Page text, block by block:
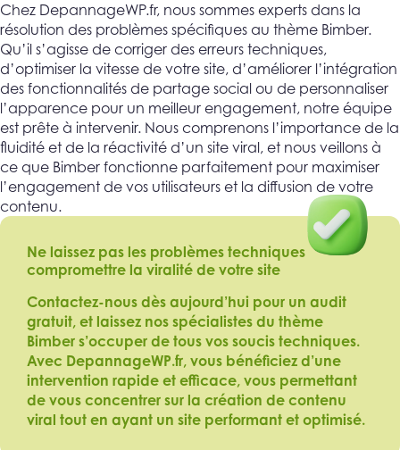
Chez DepannageWP.fr, nous sommes experts dans la
résolution des problèmes spécifiques au thème Bimber.
Qu’il s’agisse de corriger des erreurs techniques,
d’optimiser la vitesse de votre site, d’améliorer l’intégration
des fonctionnalités de partage social ou de personnaliser
l’apparence pour un meilleur engagement, notre équipe
est prête à intervenir. Nous comprenons l’importance de la
fluidité et de la réactivité d’un site viral, et nous veillons à
ce que Bimber fonctionne parfaitement pour maximiser
l’engagement de vos utilisateurs et la diffusion de votre
contenu.
Ne laissez pas les problèmes techniques
compromettre la viralité de votre site
Contactez-nous dès aujourd’hui pour un audit
gratuit, et laissez nos spécialistes du thème
Bimber s’occuper de tous vos soucis techniques.
Avec DepannageWP.fr, vous bénéficiez d’une
intervention rapide et efficace, vous permettant
de vous concentrer sur la création de contenu
viral tout en ayant un site performant et optimisé.